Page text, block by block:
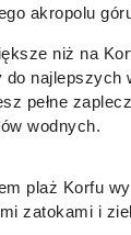
akropolu
niż na
najlepszych
pełne
wodnych.
plaż Korfu
zatokami i